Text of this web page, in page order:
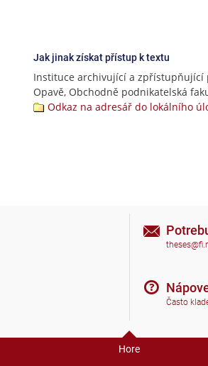
Jak jinak získat přístup k textu
Instituce archivující a zpřístupňující
Opavě, Obchodně podnikatelská
Odkaz na adresář do lokálního
Často
Hore